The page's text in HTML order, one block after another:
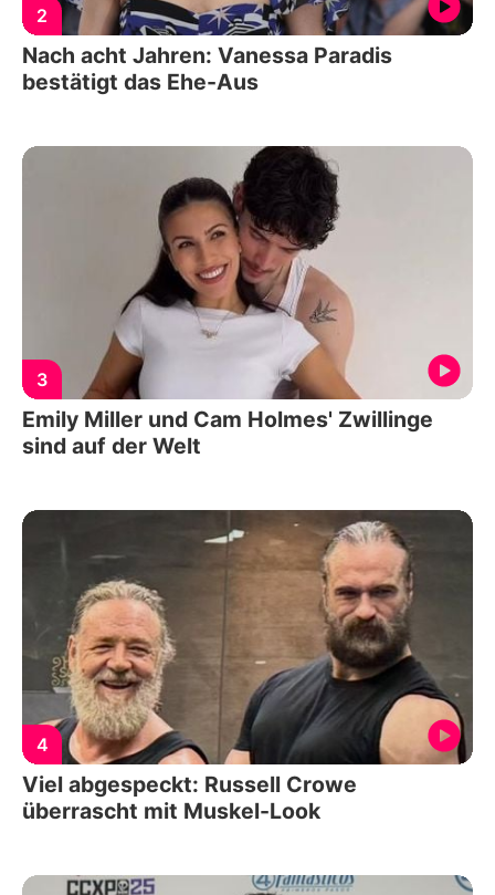
2
Nach acht Jahren: Vanessa Paradis
bestätigt das Ehe-Aus
3
Emily Miller und Cam Holmes' Zwillinge
sind auf der Welt
4
Viel abgespeckt: Russell Crowe
überrascht mit Muskel-Look